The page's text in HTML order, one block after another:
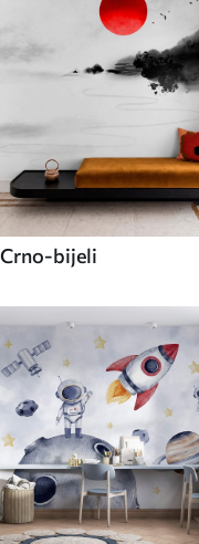
Crno-bijeli